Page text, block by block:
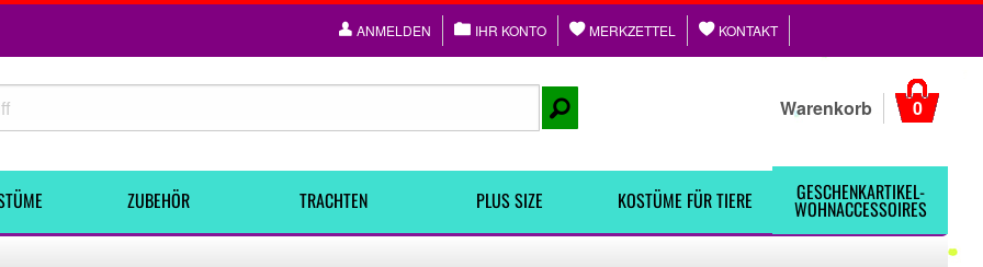
ANMELDEN IHR KONTO MERKZETTEL KONTAKT
Warenkorb 0
ZUBEHÖR TRACHTEN PLUS SIZE KOSTÜME FÜR TIERE GESCHENKARTIKEL-
WOHNACCESSOIRES